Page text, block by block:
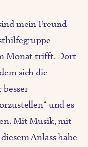
mein Freund
Monat trifft. Dort
sich die
und es
Mit Musik, mit
Anlass habe